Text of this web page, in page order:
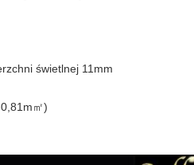
świetlnej 11mm
㎡)